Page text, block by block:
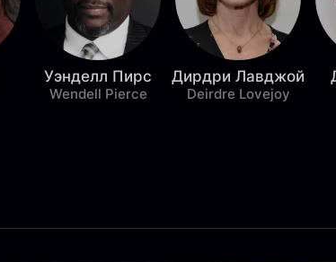
Уэнделл Пирс
Wendell Pierce
Дирдри Лавджой
Deirdre Lovejoy